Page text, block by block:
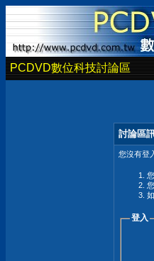
PCDVD數位科技討論區
討論區
您沒有登
登入